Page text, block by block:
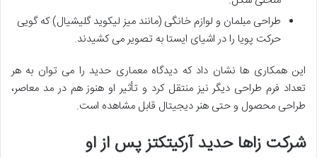
طراحی مبلمان و لوازم خانگی (مانند میز لیکوید گلیشیال) که گویی
حرکت پویا را در اشیای ایستا به تصویر می کشیدند.
این همکاری ها نشان داد که دیدگاه معماری حدید را می توان به هر
تعداد فرم طراحی دیگر نیز منتقل کرد و تأثیر او هنوز هم در مد معاصر،
طراحی محصول و حتی هنر دیجیتال قابل مشاهده است.
شرکت زاها حدید آرکیتکتز پس از او